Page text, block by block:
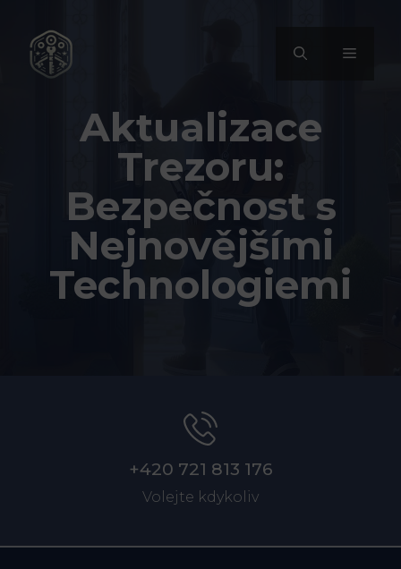
obsah
MENU
Aktualizace
Trezoru:
Bezpečnost s
Nejnovějšími
Technologiemi
+420 721 813 176
Volejte kdykoliv